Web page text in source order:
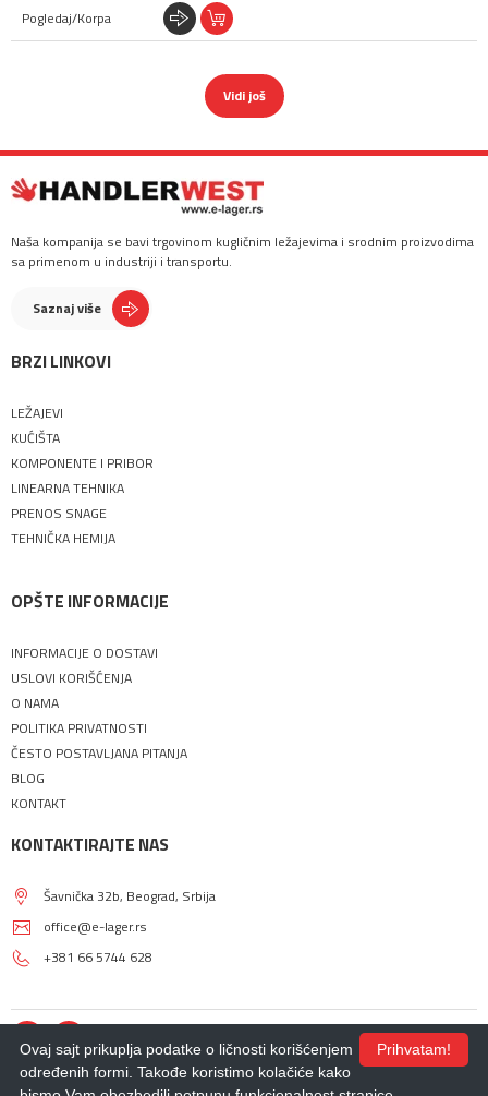
Vidi još
Naša kompanija se bavi trgovinom kugličnim ležajevima i srodnim proizvodima
sa primenom u industriji i transportu.
Saznaj više
BRZI LINKOVI
LEŽAJEVI
KUĆIŠTA
KOMPONENTE I PRIBOR
LINEARNA TEHNIKA
PRENOS SNAGE
TEHNIČKA HEMIJA
OPŠTE INFORMACIJE
INFORMACIJE O DOSTAVI
USLOVI KORIŠĆENJA
O NAMA
POLITIKA PRIVATNOSTI
ČESTO POSTAVLJANA PITANJA
BLOG
KONTAKT
KONTAKTIRAJTE NAS
Šavnička 32b, Beograd, Srbija
office@e-lager.rs
+381 66 5744 628
Prihvatam!
Ovaj sajt prikuplja podatke o ličnosti korišćenjem
određenih formi. Takođe koristimo kolačiće kako